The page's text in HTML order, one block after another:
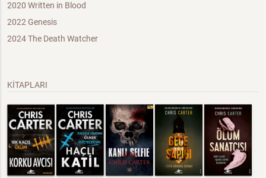
2020 Written in Blood
2022 Genesis
2024 The Death Watcher
KİTAPLARI